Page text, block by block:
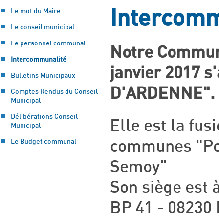
Le mot du Maire
Le conseil municipal
Le personnel communal
Intercommunalité
Bulletins Municipaux
Comptes Rendus du Conseil
Municipal
Délibérations Conseil
Municipal
Le Budget communal
Notre
janvier 2017
D'ARDENNE".
Elle est la
communes
Semoy"
Son siège est
BP 41 - 08230